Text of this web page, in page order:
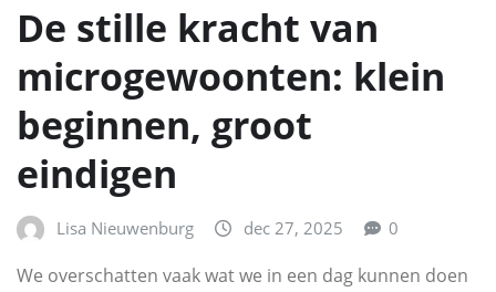
De stille kracht van
microgewoonten: klein
beginnen, groot
eindigen
Lisa Nieuwenburg dec 27, 2025 0
We overschatten vaak wat we in een dag kunnen doen